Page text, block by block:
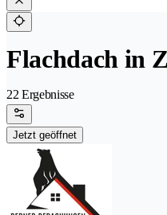
Flachdach in
22 Ergebnisse
Jetzt geöffnet